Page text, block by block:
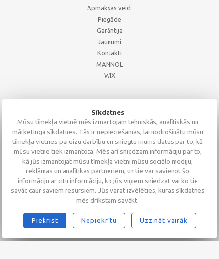
Apmaksas veidi
Piegāde
Garāntija
Jaunumi
Kontakti
MANNOL
WIX
+371 67244008
+371 67271055
+371 26002793
2026 © Altaserviss SIA
Sīkdatnes
Mūsu tīmekļa vietnē mēs izmantojam tehniskās, analītiskās un
mārketinga sīkdatnes. Tās ir nepieciešamas, lai nodrošinātu mūsu
tīmekļa vietnes pareizu darbību un sniegtu mums datus par to, kā
mūsu vietne tiek izmantota. Mēs arī sniedzam informāciju par to,
kā jūs izmantojat mūsu tīmekļa vietni mūsu sociālo mediju,
reklāmas un analītikas partneriem, un tie var savienot šo
informāciju ar citu informāciju, ko jūs viņiem sniedzat vai ko tie
savāc caur saviem resursiem. Jūs varat izvēlēties, kuras sīkdatnes
mēs drīkstam savākt.
Piekrist Nepiekrītu Uzzināt vairāk